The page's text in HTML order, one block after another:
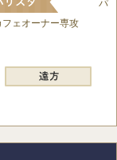
パ
ェオーナー専攻